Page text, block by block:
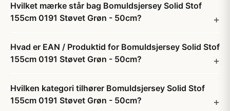
Hvilket mærke står bag Bomuldsjersey Solid Stof
155cm 0191 Støvet Grøn - 50cm?
Hvad er EAN / Produktid for Bomuldsjersey Solid Stof
155cm 0191 Støvet Grøn - 50cm?
Hvilken kategori tilhører Bomuldsjersey Solid Stof
155cm 0191 Støvet Grøn - 50cm?